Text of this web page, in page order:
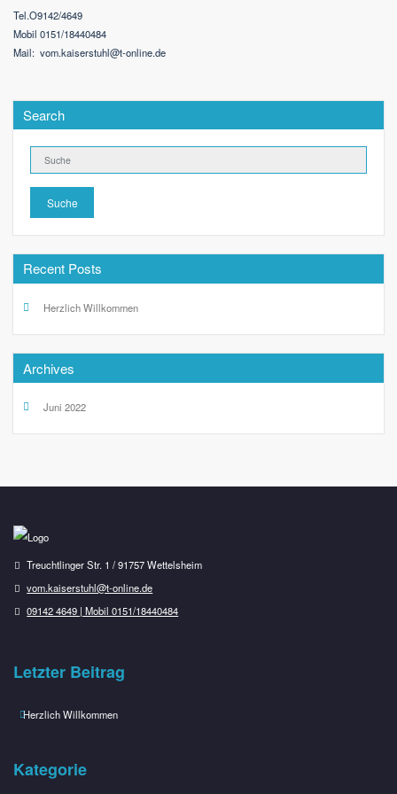
Tel.O9142/4649
Mobil 0151/18440484
Mail: vom.kaiserstuhl@t-online.de
Search
Suche
Recent Posts
Herzlich Willkommen
Archives
Juni 2022
Treuchtlinger Str. 1 / 91757 Wettelsheim
vom.kaiserstuhl@t-online.de
09142 4649 | Mobil 0151/18440484
Letzter Beitrag
Herzlich Willkommen
Kategorie